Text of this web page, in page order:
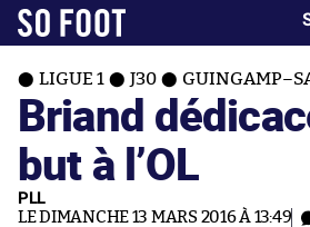
LIGUE 1 J30
Briand
but à l’OL
PLL
LE DIMANCHE 13 MARS 2016 À 13:49